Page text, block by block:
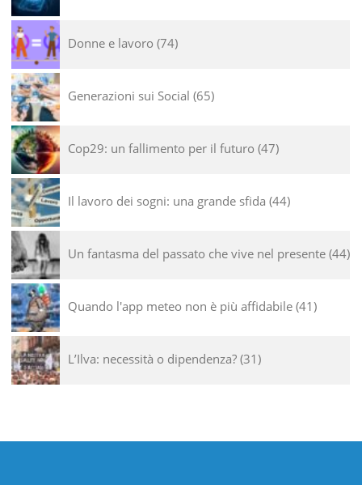
Donne e lavoro 74
Generazioni sui Social 65
Cop29: un fallimento per il futuro 47
Il lavoro dei sogni: una grande sfida 44
Un fantasma del passato che vive nel presente 44
Quando l'app meteo non è più affidabile 41
L’Ilva: necessità o dipendenza? 31